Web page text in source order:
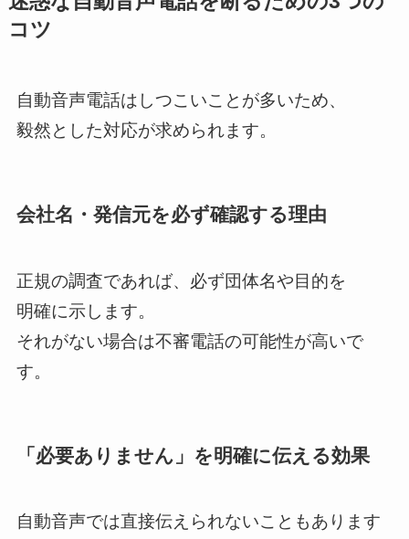
コツ
自動音声電話はしつこいことが多いため、
毅然とした対応が求められます。
会社名・発信元を必ず確認する理由
正規の調査であれば、必ず団体名や目的を
明確に示します。
それがない場合は不審電話の可能性が高いで
す。
「必要ありません」を明確に伝える効果
自動音声では直接伝えられないこともあります